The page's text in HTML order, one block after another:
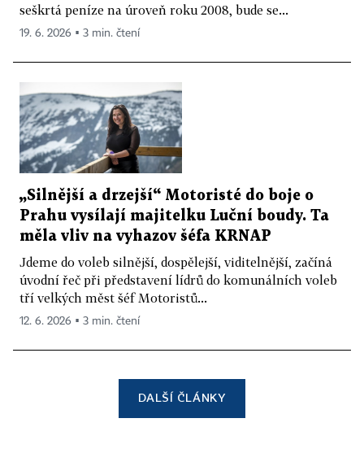
seškrtá peníze na úroveň roku 2008, bude se...
19. 6. 2026 ▪ 3 min. čtení
„Silnější a drzejší“ Motoristé do boje o
Prahu vysílají majitelku Luční boudy. Ta
měla vliv na vyhazov šéfa KRNAP
Jdeme do voleb silnější, dospělejší, viditelnější, začíná
úvodní řeč při představení lídrů do komunálních voleb
tří velkých měst šéf Motoristů...
12. 6. 2026 ▪ 3 min. čtení
DALŠÍ ČLÁNKY